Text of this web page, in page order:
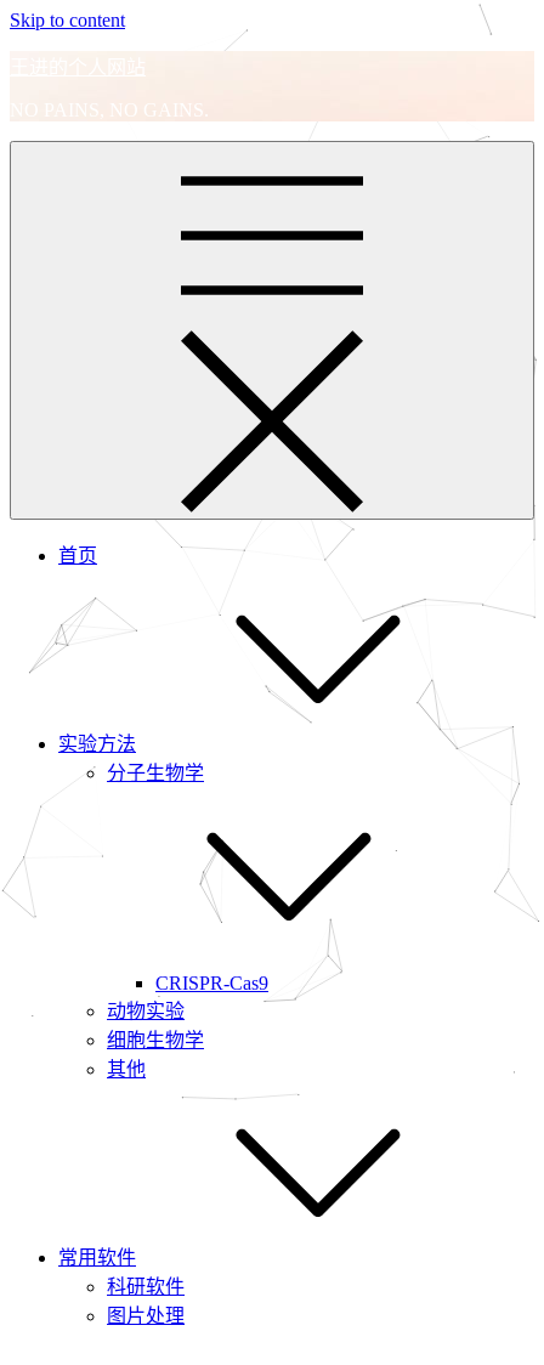
Skip to content
王进的个人网站
NO PAINS, NO GAINS.
首页
实验方法
分子生物学
CRISPR-Cas9
动物实验
细胞生物学
其他
常用软件
科研软件
图片处理